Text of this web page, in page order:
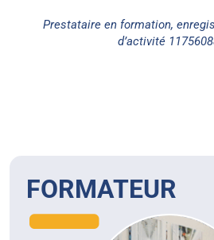
Prestataire en formation,
d’activité
FORMATEUR